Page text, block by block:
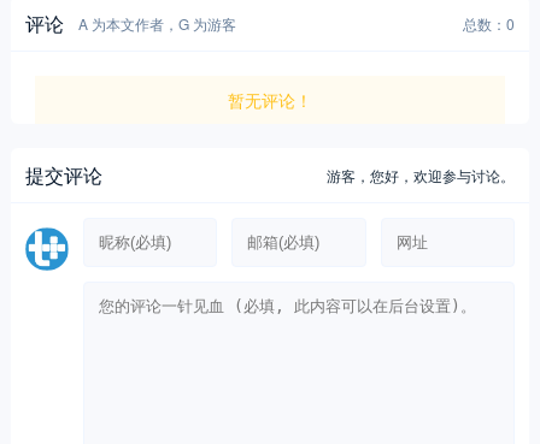
评论 A 为本文作者，G 为游客 总数：0
暂无评论！
提交评论 游客，您好，欢迎参与讨论。